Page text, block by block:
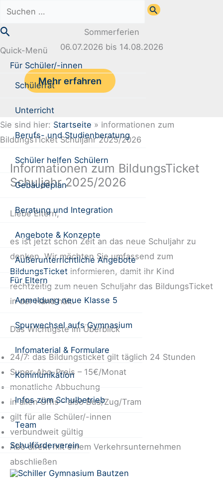
Zum
springen
Suchen
Suchen
Quick-Menü
Für Schüler/-innen
Schülerrat
Unterricht
Berufs- und Studienberatung
Schüler helfen Schülern
Gebäudeplan
Beratung und Integration
Angebote & Konzepte
Außerunterrichtliche Angebote
Für Eltern
Anmeldung neue Klasse 5
Spurwechsel aufs Gymnasium
Infomaterial & Formulare
Kommunikation
Infos zum Schulbetrieb
Team
Schulförderverein
Sommerferien
06.07.2026 bis 14.08.2026
Mehr erfahren
Sie sind hier: Startseite » Informationen zum
BildungsTicket Schuljahr 2025/2026
Informationen zum BildungsTicket
Schuljahr 2025/2026
Liebe Eltern,
es ist jetzt schon Zeit an das neue Schuljahr zu
denken. Wir möchten Sie umfassend zum
BildungsTicket informieren, damit ihr Kind
rechtzeitig zum neuen Schuljahr das BildungsTicket
in der Hand hält.
Das Wichtigste im Überblick
24/7: das Bildungsticket gilt täglich 24 Stunden
Super-Abo-Preis – 15€/Monat
monatliche Abbuchung
in allen Öffis – also Bus/Zug/Tram
gilt für alle Schüler/-innen
verbundweit gültig
Abo direkt mit einem Verkehrsunternehmen
abschließen